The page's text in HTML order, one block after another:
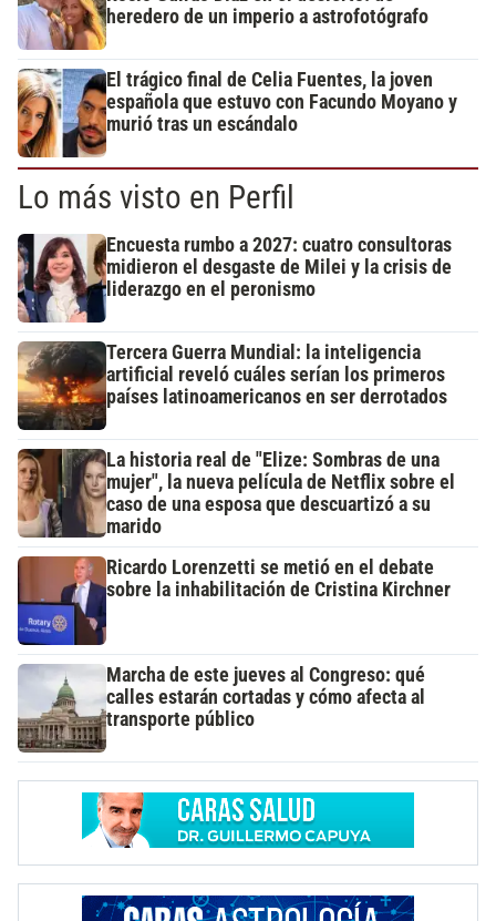
heredero de un imperio a astrofotógrafo
El trágico final de Celia Fuentes, la joven
española que estuvo con Facundo Moyano y
murió tras un escándalo
Lo más visto en Perfil
Encuesta rumbo a 2027: cuatro consultoras
midieron el desgaste de Milei y la crisis de
liderazgo en el peronismo
Tercera Guerra Mundial: la inteligencia
artificial reveló cuáles serían los primeros
países latinoamericanos en ser derrotados
La historia real de "Elize: Sombras de una
mujer", la nueva película de Netflix sobre el
caso de una esposa que descuartizó a su
marido
Ricardo Lorenzetti se metió en el debate
sobre la inhabilitación de Cristina Kirchner
Marcha de este jueves al Congreso: qué
calles estarán cortadas y cómo afecta al
transporte público